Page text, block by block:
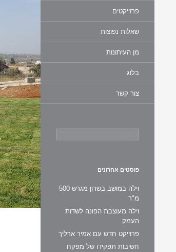
פרוייקטים
שאלות נפוצות
מן העיתונות
בלוג
צור קשר
פוסטים אחרונים
וילה במושב בשרון מגרש 500
מ"ר
וילה מעוצבת הפונה לשדות
העמק
פרוייקט חדש עם אמיר ארליך
חשיבות תפקידו של מפקח